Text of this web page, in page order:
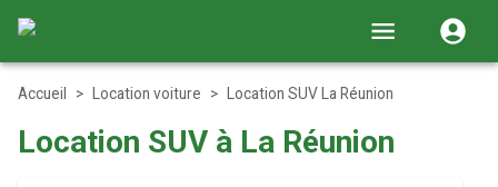
Accueil > Location voiture > Location SUV La Réunion
Location SUV à La Réunion